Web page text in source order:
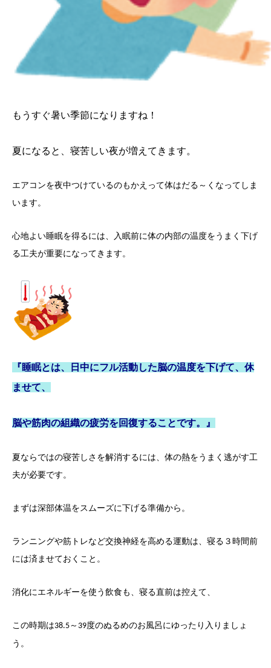
もうすぐ暑い季節になりますね！
夏になると、寝苦しい夜が増えてきます。
エアコンを夜中つけているのもかえって体はだる ～ く なってしま
います。
心地よい睡眠を得るには、入眠前に体の内部の温度をうまく下げ
る工夫が重要になってきます。
『睡眠とは、日中にフル活動した脳の温度を下げて、 休
ませて、
脳や筋肉の組織の疲労を回復することです。』
夏ならではの寝苦しさを解消するには、体の熱をうまく逃がす工
夫が必要です。
まずは深部体温をスムーズに下げる準備から。
ランニングや筋トレなど交換神経を高める運動は、寝る３時間前
には済ませておくこと。
消化にエネルギーを使う飲食も、寝る直前は控えて、
この時期は38.5 ～ 39度のぬるめのお風呂にゆったり 入りましょ
う。